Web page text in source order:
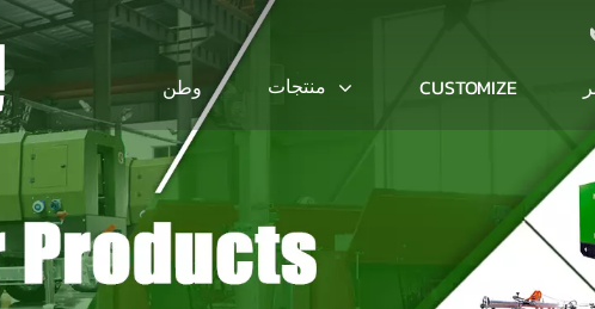
وطن CUSTOMIZE